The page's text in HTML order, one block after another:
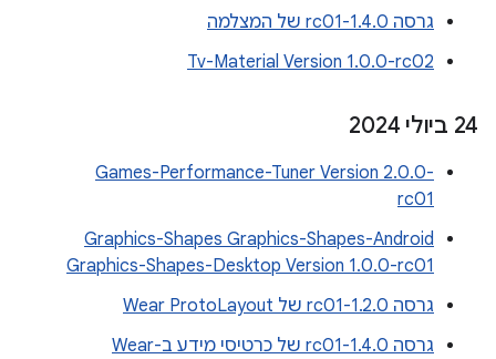
גרסה 1.4.0-rc01 של המצלמה
Tv-Material Version 1.0.0-rc02
‫24 ביולי 2024
Games-Performance-Tuner Version 2.0.0-
rc01
Graphics-Shapes Graphics-Shapes-Android
Graphics-Shapes-Desktop Version 1.0.0-rc01
גרסה 1.2.0-rc01 של Wear ProtoLayout
גרסה 1.4.0-rc01 של כרטיסי מידע ב-Wear